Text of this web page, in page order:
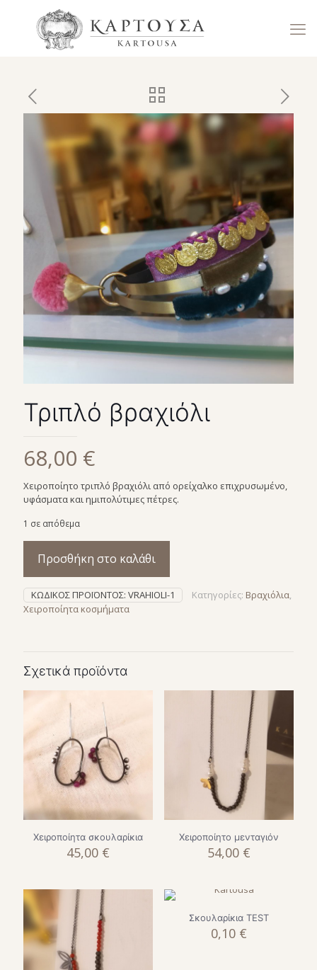
Τριπλό βραχιόλι
68,00 €
Χειροποίητο τριπλό βραχιόλι από ορείχαλκο επιχρυσωμένο,
υφάσματα και ημιπολύτιμες πέτρες.
1 σε απόθεμα
Προσθήκη στο καλάθι
ΚΩΔΙΚΌΣ ΠΡΟΪΌΝΤΟΣ: VRAHIOLI-1 Κατηγορίες: Βραχιόλια,
Χειροποίητα κοσμήματα
Σχετικά προϊόντα
Χειροποίητα σκουλαρίκια
45,00 €
Χειροποίητο μενταγιόν
54,00 €
Σκουλαρίκια TEST
0,10 €